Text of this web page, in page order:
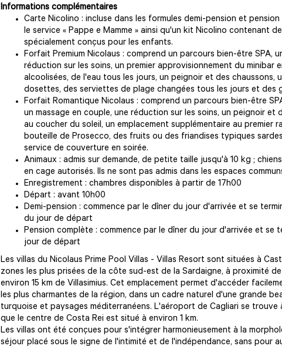
Informations complémentaires
Carte Nicolino : incluse dans les formules demi-pension et
le service « Pappe e Mamme » ainsi qu'un kit Nicolino contenant
spécialement conçus pour les enfants.
Forfait Premium Nicolaus : comprend un parcours bien-être SPA,
réduction sur les soins, un premier approvisionnement du minibar
alcoolisées, de l'eau tous les jours, un peignoir et des chaussons,
dosettes, des serviettes de plage changées tous les jours et des
Forfait Romantique Nicolaus : comprend un parcours bien-être
un massage en couple, une réduction sur les soins, un peignoir et
au coucher du soleil, un emplacement supplémentaire au premier
bouteille de Prosecco, des fruits ou des friandises typiques
service de couverture en soirée.
Animaux : admis sur demande, de petite taille jusqu'à 10 kg ;
en cage autorisés. Ils ne sont pas admis dans les espaces
Enregistrement : chambres disponibles à partir de 17h00
Départ : avant 10h00
Demi-pension : commence par le dîner du jour d'arrivée et se
du jour de départ
Pension complète : commence par le dîner du jour d'arrivée et se
jour de départ
Les villas du Nicolaus Prime Pool Villas - Villas Resort sont situées à
zones les plus prisées de la côte sud-est de la Sardaigne, à proximité
environ 15 km de Villasimius. Cet emplacement permet d'accéder
les plus charmantes de la région, dans un cadre naturel d'une grande
turquoise et paysages méditerranéens. L'aéroport de Cagliari se trouve
que le centre de Costa Rei est situé à environ 1 km.
Les villas ont été conçues pour s'intégrer harmonieusement à la
séjour placé sous le signe de l'intimité et de l'indépendance, sans pour